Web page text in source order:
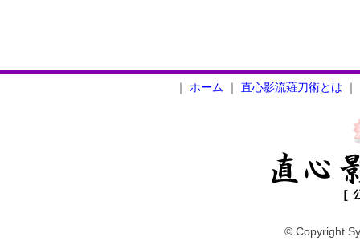
｜ ホーム ｜ 直心影流薙刀術とは ｜
© Copyright